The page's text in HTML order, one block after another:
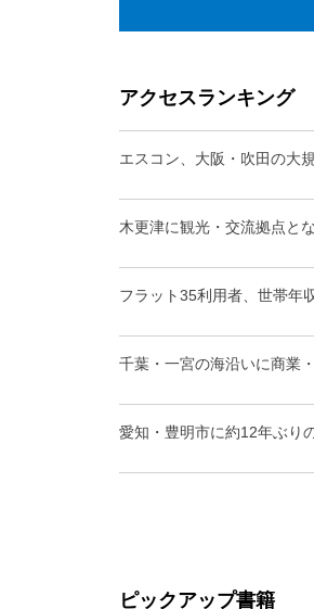
アクセスランキング
エスコン、大阪・吹田の大
木更津に観光・交流拠点と
フラット35利用者、世帯年
千葉・一宮の海沿いに商業
愛知・豊明市に約12年ぶり
ピックアップ書籍